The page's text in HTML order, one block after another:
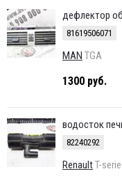
дефлектор
81619506071
MAN TGA
1300 руб.
водосток
82240292
RenaultT-